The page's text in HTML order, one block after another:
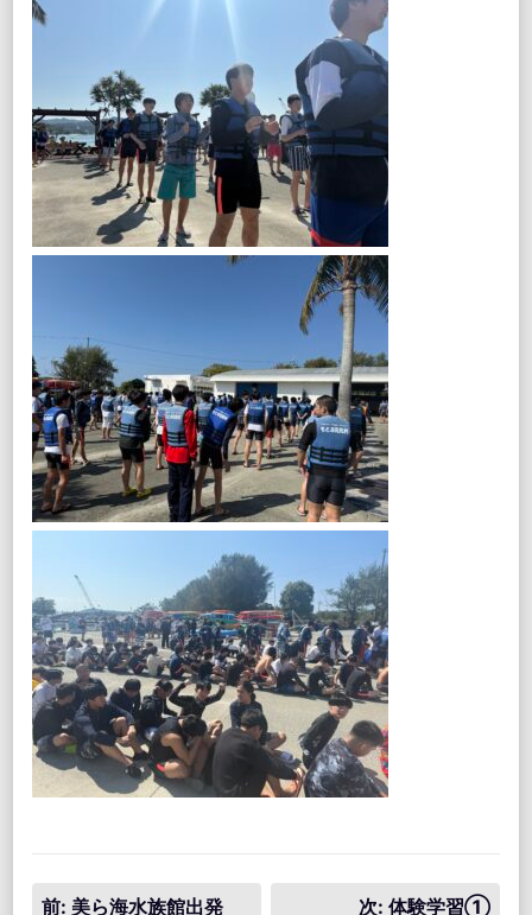
投
前: 美ら海水族館出発 次: 体験学習①